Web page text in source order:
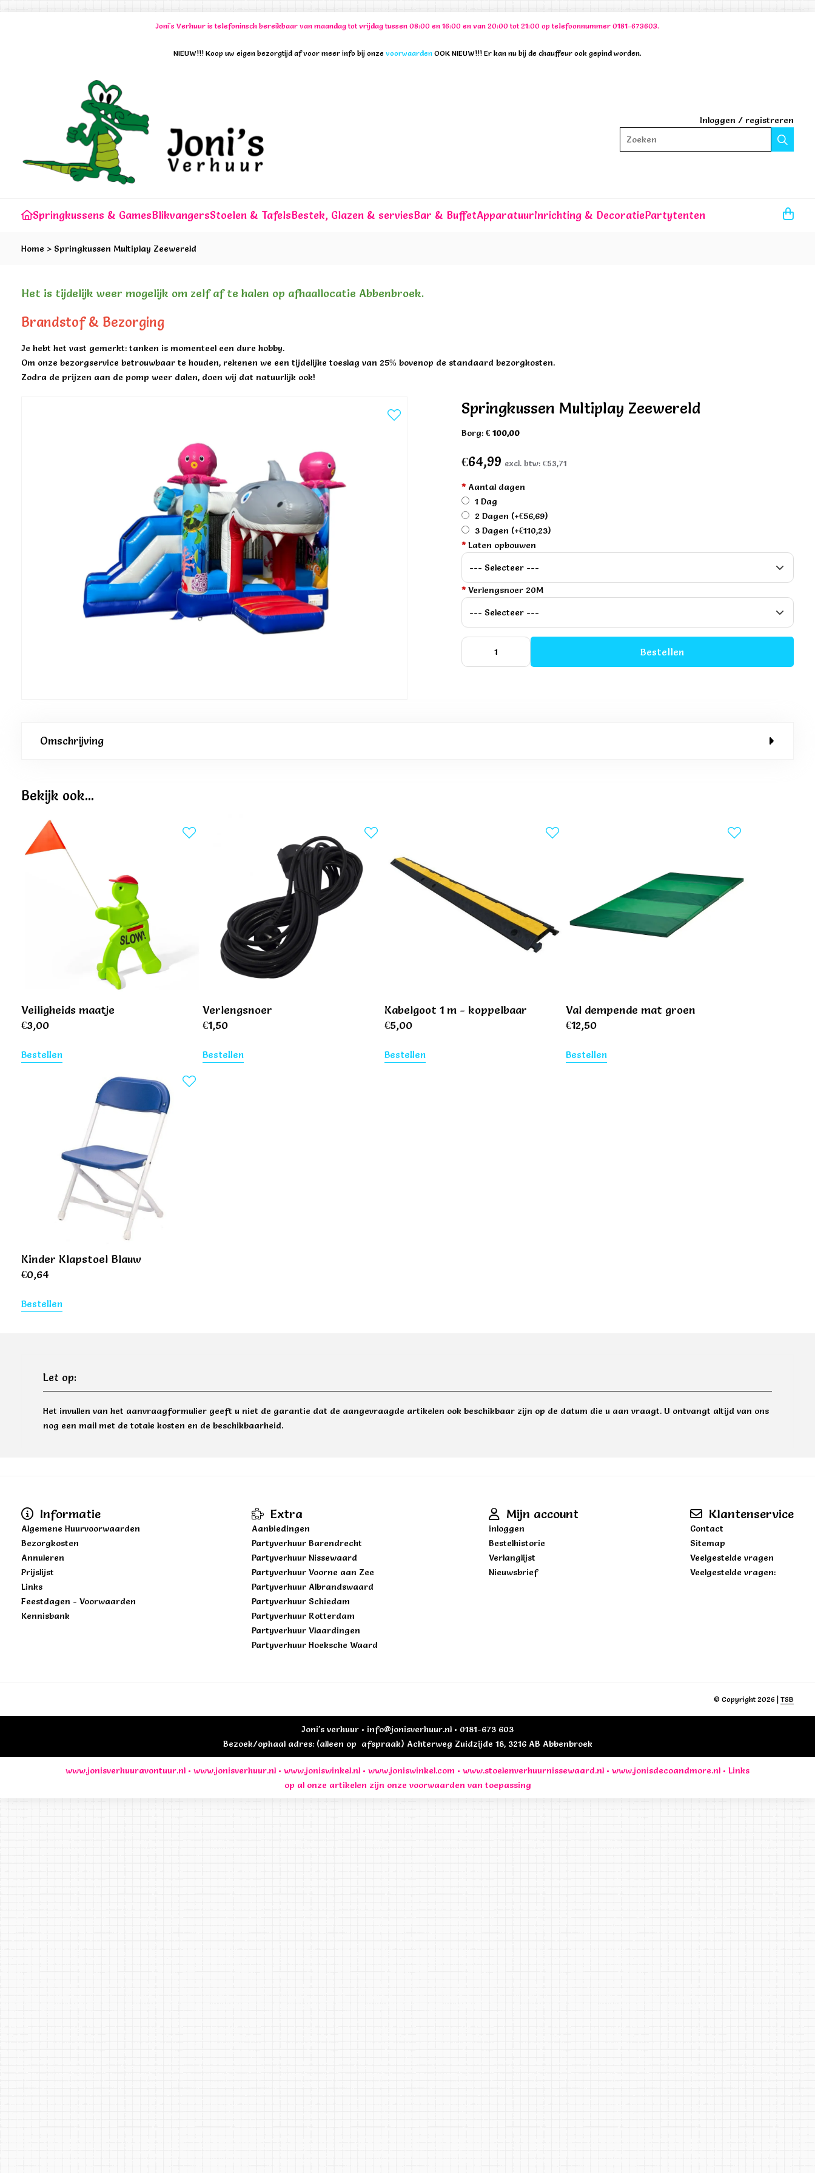
Joni's Verhuur is telefoninsch bereikbaar van maandag tot vrijdag tussen 08:00 en 16:00 en van 20:00 tot 21:00 op telefoonnummer 0181-673603.
NIEUW!!! Koop uw eigen bezorgtijd af voor meer info bij onze voorwaarden OOK NIEUW!!! Er kan nu bij de chauffeur ook gepind worden.
Inloggen / registreren
Zoeken
Springkussens & GamesBlikvangersStoelen & TafelsBestek, Glazen & serviesBar & BuffetApparatuurInrichting & DecoratiePartytenten
Home > Springkussen Multiplay Zeewereld
Het is tijdelijk weer mogelijk om zelf af te halen op afhaallocatie Abbenbroek.
Brandstof & Bezorging
Je hebt het vast gemerkt: tanken is momenteel een dure hobby.
Om onze bezorgservice betrouwbaar te houden, rekenen we een tijdelijke toeslag van 25% bovenop de standaard bezorgkosten.
Zodra de prijzen aan de pomp weer dalen, doen wij dat natuurlijk ook!
Springkussen Multiplay Zeewereld
Borg:€ 100,00
€64,99 excl. btw:€53,71
* Aantal dagen
1 Dag
2 Dagen (+€56,69)
3 Dagen (+€110,23)
* Laten opbouwen
* Verlengsnoer 20M
Bestellen
Omschrijving
Bekijk ook...
Veiligheids maatje
€3,00
Bestellen
Verlengsnoer
€1,50
Bestellen
Kabelgoot 1 m - koppelbaar
€5,00
Bestellen
Val dempende mat groen
€12,50
Bestellen
Kinder Klapstoel Blauw
€0,64
Bestellen
Let op:
Het invullen van het aanvraagformulier geeft u niet de garantie dat de aangevraagde artikelen ook beschikbaar zijn op de datum die u aan vraagt. U ontvangt altijd van ons
nog een mail met de totale kosten en de beschikbaarheid.
Informatie
Algemene Huurvoorwaarden
Bezorgkosten
Annuleren
Prijslijst
Links
Feestdagen - Voorwaarden
Kennisbank
Extra
Aanbiedingen
Partyverhuur Barendrecht
Partyverhuur Nissewaard
Partyverhuur Voorne aan Zee
Partyverhuur Albrandswaard
Partyverhuur Schiedam
Partyverhuur Rotterdam
Partyverhuur Vlaardingen
Partyverhuur Hoeksche Waard
Mijn account
inloggen
Bestelhistorie
Verlanglijst
Nieuwsbrief
Klantenservice
Contact
Sitemap
Veelgestelde vragen
Veelgestelde vragen:
© Copyright 2026 | TSB
Joni's verhuur • info@jonisverhuur.nl • 0181-673 603
Bezoek/ophaal adres: (alleen op afspraak) Achterweg Zuidzijde 18, 3216 AB Abbenbroek
www.jonisverhuuravontuur.nl • www.jonisverhuur.nl • www.joniswinkel.nl • www.joniswinkel.com • www.stoelenverhuurnissewaard.nl • www.jonisdecoandmore.nl • Links
op al onze artikelen zijn onze voorwaarden van toepassing